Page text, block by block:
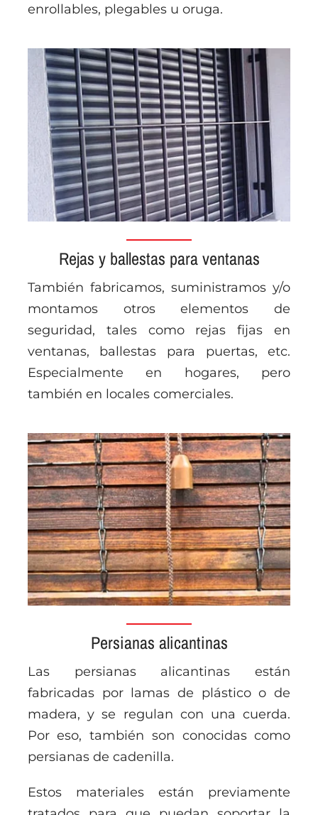
enrollables, plegables u oruga.
Rejas y ballestas para ventanas
También fabricamos, suministramos y/o
montamos otros elementos de
seguridad, tales como rejas fijas en
ventanas, ballestas para puertas, etc.
Especialmente en hogares, pero
también en locales comerciales.
Persianas alicantinas
Las persianas alicantinas están
fabricadas por lamas de plástico o de
madera, y se regulan con una cuerda.
Por eso, también son conocidas como
persianas de cadenilla.
Estos materiales están previamente